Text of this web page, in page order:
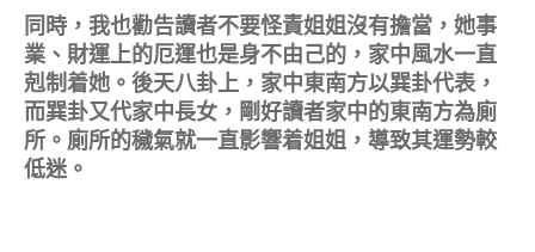
同時，我也勸告讀者不要怪責姐姐沒有擔當，她事
業、財運上的厄運也是身不由己的，家中風水一直
剋制着她。後天八卦上，家中東南方以巽卦代表，
而巽卦又代家中長女，剛好讀者家中的東南方為廁
所。廁所的穢氣就一直影響着姐姐，導致其運勢較
低迷。